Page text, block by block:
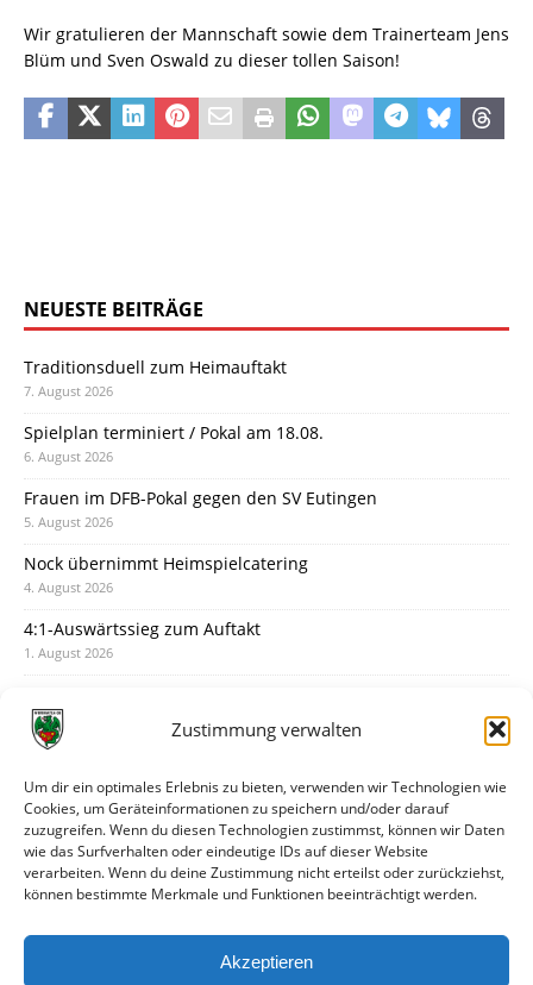
Zustimmung verwalten
Um dir ein optimales Erlebnis zu bieten, verwenden wir Technologien wie
Cookies, um Geräteinformationen zu speichern und/oder darauf
zuzugreifen. Wenn du diesen Technologien zustimmst, können wir Daten
wie das Surfverhalten oder eindeutige IDs auf dieser Website
verarbeiten. Wenn du deine Zustimmung nicht erteilst oder zurückziehst,
können bestimmte Merkmale und Funktionen beeinträchtigt werden.
Akzeptieren
Wir gratulieren der Mannschaft sowie dem Trainerteam Jens
Blüm und Sven Oswald zu dieser tollen Saison!
NEUESTE BEITRÄGE
Traditionsduell zum Heimauftakt
7. August 2026
Spielplan terminiert / Pokal am 18.08.
6. August 2026
Frauen im DFB-Pokal gegen den SV Eutingen
5. August 2026
Nock übernimmt Heimspielcatering
4. August 2026
4:1-Auswärtssieg zum Auftakt
1. August 2026
31. Juli 2026
30. Juli 2026
Deine Spielminute: 89+1
28. Juli 2026
Neuer Rückensponsor
Neue Podcast-Folge: So tickt Björn!
27. Juli 2026